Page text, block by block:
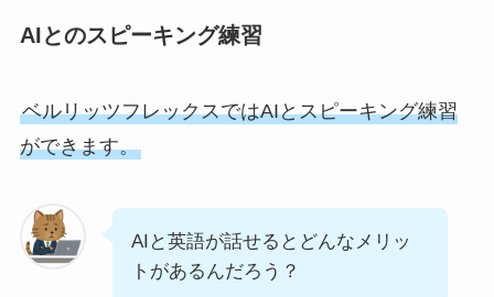
AIとのスピーキング練習
ベルリッツフレックスではAIとスピーキング練習
ができます。
AIと英語が話せるとどんなメリッ
トがあるんだろう？